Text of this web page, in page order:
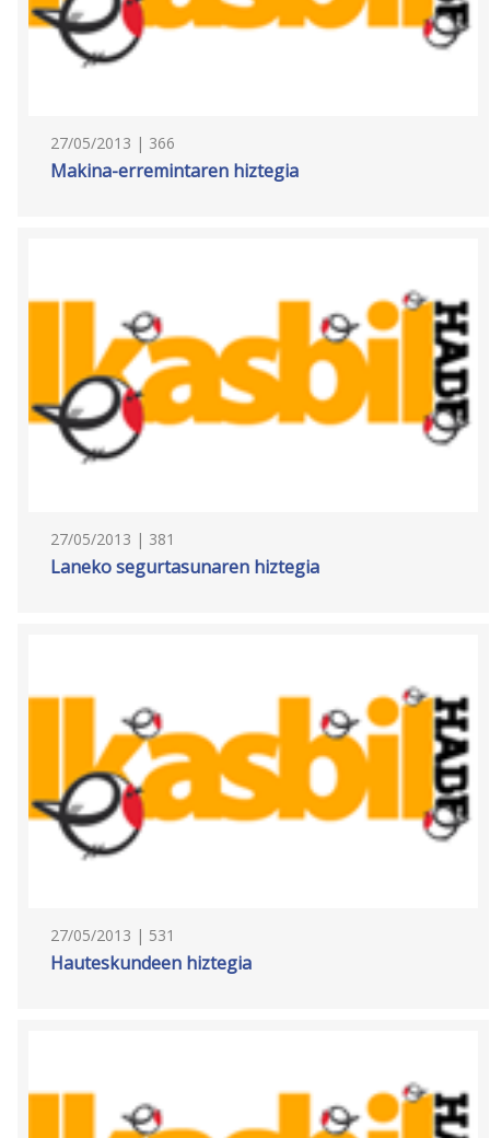
27/05/2013 | 366
Makina-erremintaren hiztegia
27/05/2013 | 381
Laneko segurtasunaren hiztegia
27/05/2013 | 531
Hauteskundeen hiztegia